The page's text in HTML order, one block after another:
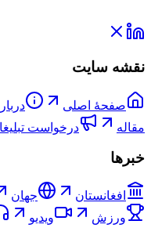
نقشه سایت
صفحۀ اصلی
مقاله
درخواست
خبرها
افغانستان جهان
ورزش
ویدیو